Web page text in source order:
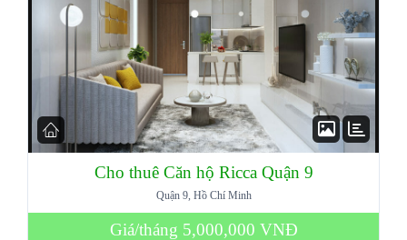
Cho thuê Căn hộ Ricca Quận 9
Quận 9, Hồ Chí Minh
Giá/tháng 5,000,000 VNĐ
Lost your password?